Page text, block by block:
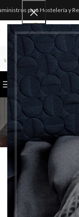
para Hostelería y
CATEGORÍAS